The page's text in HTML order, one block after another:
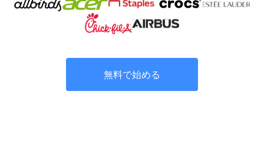
無料で始める